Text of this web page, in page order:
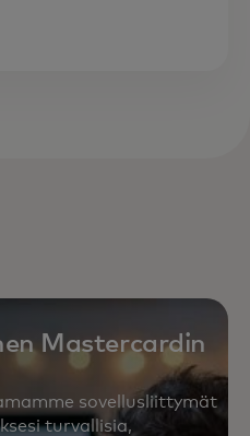
Mastercardin
sovellusliittymät
turvallisia,